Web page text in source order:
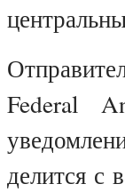
Federal
делится с